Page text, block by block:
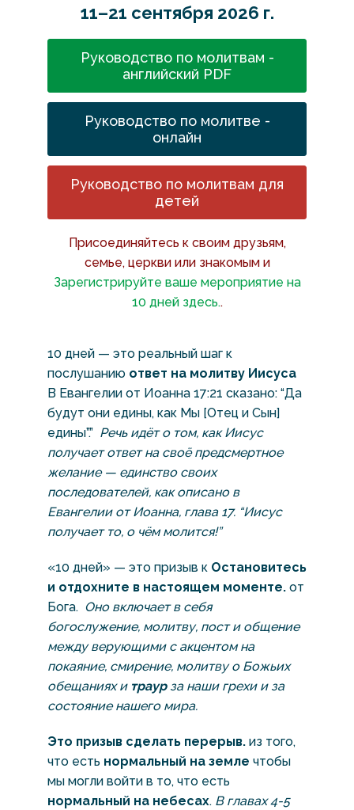
11–21 сентября 2026 г.
Руководство по молитвам -
английский PDF
Руководство по молитве -
онлайн
Руководство по молитвам для
детей
Присоединяйтесь к своим друзьям,
семье, церкви или знакомым и
Зарегистрируйте ваше мероприятие на
10 дней здесь..
10 дней — это реальный шаг к
послушанию ответ на молитву Иисуса
В Евангелии от Иоанна 17:21 сказано: “Да
будут они едины, как Мы [Отец и Сын]
едины”.” Речь идёт о том, как Иисус
получает ответ на своё предсмертное
желание — единство своих
последователей, как описано в
Евангелии от Иоанна, глава 17. “Иисус
получает то, о чём молится!”
«10 дней» — это призыв к Остановитесь
и отдохните в настоящем моменте. от
Бога. Оно включает в себя
богослужение, молитву, пост и общение
между верующими с акцентом на
покаяние, смирение, молитву о Божьих
обещаниях и траурза наши грехи и за
состояние нашего мира.
Это призыв сделать перерыв. из того,
что есть нормальный на земле чтобы
мы могли войти в то, что есть
нормальный на небесах. В главах 4-5